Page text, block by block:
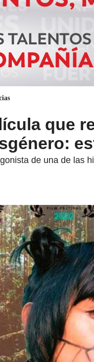
que
de una de las